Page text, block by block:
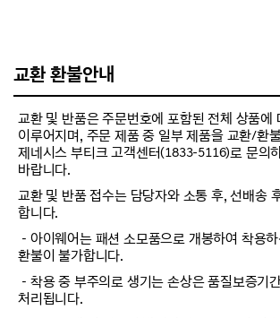
교환 환불안내
교환 및 반품은 주문번호에 포함된 전체 상품에
이루어지며, 주문 제품 중 일부 제품을 교환/환
제네시스 부티크 고객센터(1833-5116)로 문의
바랍니다.
교환 및 반품 접수는 담당자와 소통 후, 선배송
합니다.
－아이웨어는 패션 소모품으로 개봉하여 착용
환불이 불가합니다.
－착용 중 부주의로 생기는 손상은 품질보증기
처리됩니다.